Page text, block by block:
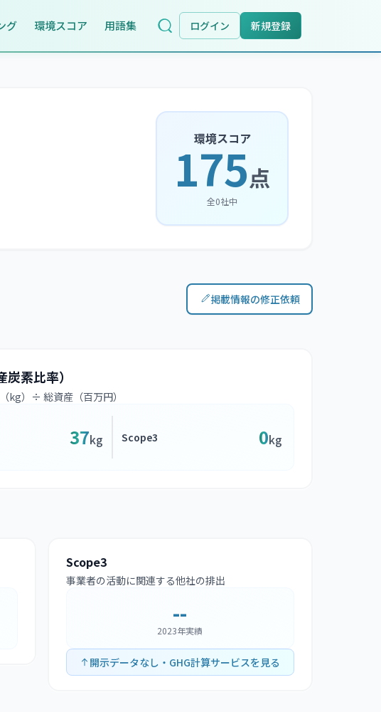
グ 環境スコア 用語集 ログイン 新規登録
環境スコア
175点
全0社中
掲載情報の修正依頼
素比率）
kg）÷ 総資産（百万円）
37kg Scope3 0kg
Scope3
事業者の活動に関連する他社の排出
--
2023年実績
開示データなし・GHG計算サービスを見る